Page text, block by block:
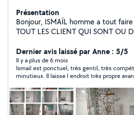
Présentation
Bonjour, ISMAÏL homme a tout
TOUT LES CLIENT QUI SONT OU
ABONNEMENT Ne PERMETTE PAS
RÉPONDRE PAR MESSAGE. Salle
Électricité. Plomberie. Carrelage.
Parquet. Et bien d'autres services
Rénovation et autres. Tout les
prestataire. Devis gratuit. Tout les
site sont ou minimum hors
Dernier avis laissé par Anne : 5/5
Il y a plus de 6 mois
Ismail est ponctuel, très gentil, très
minutieux. Il laisse l endroit très propre